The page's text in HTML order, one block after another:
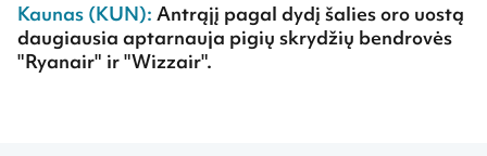
Kaunas (KUN): Antrąjį pagal dydį šalies oro uostą
daugiausia aptarnauja pigių skrydžių bendrovės
"Ryanair" ir "Wizzair".